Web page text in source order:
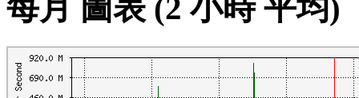
每月 圖表 (2 小時 平均)